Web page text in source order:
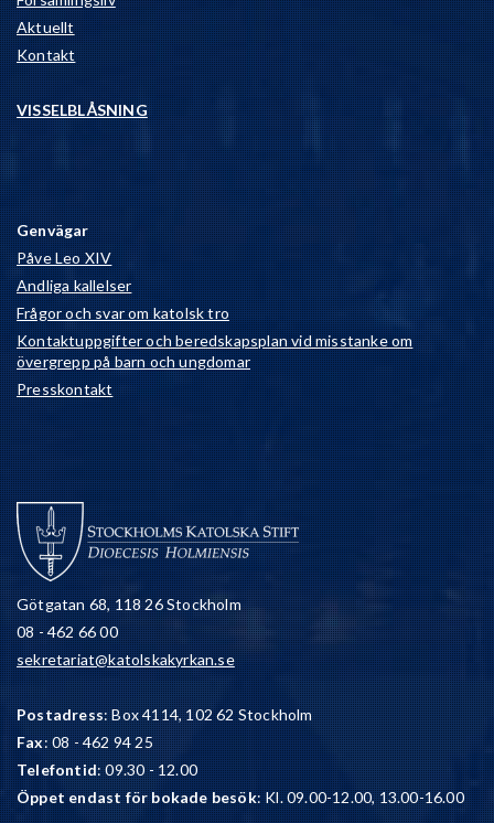
Aktuellt
Kontakt
VISSELBLÅSNING
Genvägar
Påve Leo XIV
Andliga kallelser
Frågor och svar om katolsk tro
Kontaktuppgifter och beredskapsplan vid misstanke om
övergrepp på barn och ungdomar
Presskontakt
Götgatan 68, 118 26 Stockholm
08 - 462 66 00
sekretariat@katolskakyrkan.se
Postadress: Box 4114, 102 62 Stockholm
Fax: 08 - 462 94 25
Telefontid: 09.30 - 12.00
Öppet endast för bokade besök: Kl. 09.00-12.00, 13.00-16.00